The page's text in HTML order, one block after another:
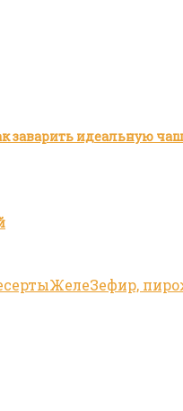
заварить идеальную
ЖелеЗефир,